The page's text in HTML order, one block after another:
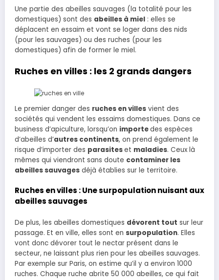
Une partie des abeilles sauvages (la totalité pour les
domestiques) sont des abeilles à miel : elles se
déplacent en essaim et vont se loger dans des nids
(pour les sauvages) ou des ruches (pour les
domestiques) afin de former le miel.
Ruches en villes : les 2 grands dangers
Le premier danger des ruches en villes vient des
sociétés qui vendent les essaims domestiques. Dans ce
business d’apiculture, lorsqu’on importedes espèces
d’abeilles d’autres continents, on prend également le
risque d’importer des parasiteset maladies. Ceux là
mêmes qui viendront sans doute contaminer les
abeilles sauvages déjà établies sur le territoire.
Ruches en villes : Une surpopulation nuisant aux
abeilles sauvages
De plus, les abeilles domestiques dévorent tout sur leur
passage. Et en ville, elles sont en surpopulation. Elles
vont donc dévorer tout le nectar présent dans le
secteur, ne laissant plus rien pour les abeilles sauvages.
Par exemple sur Paris, on estime qu’il y a environ 1000
ruches. Chaque ruche abrite 50 000 abeilles, ce qui fait